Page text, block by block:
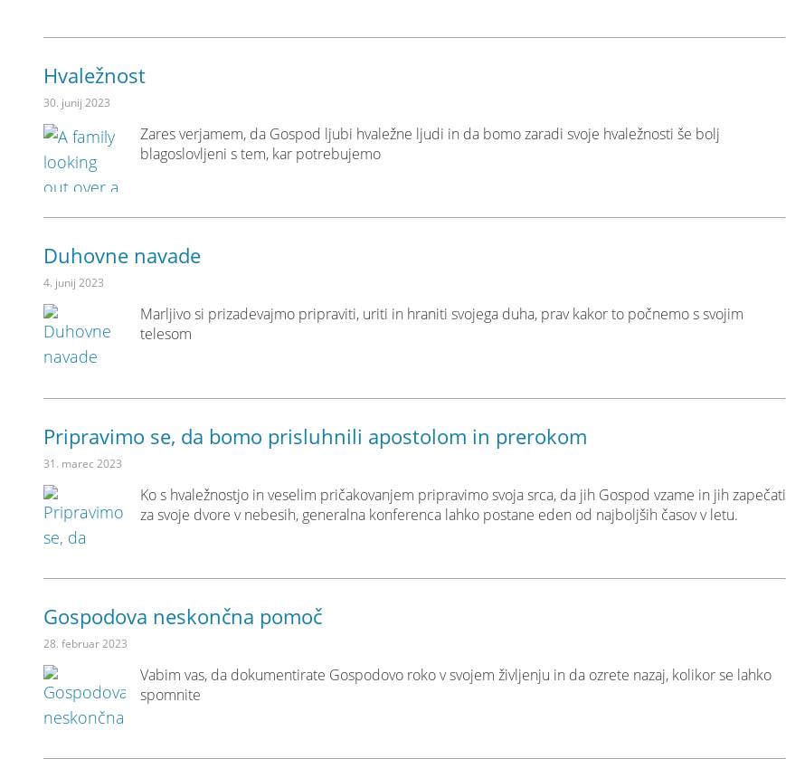
Hvaležnost
30. junij 2023
Zares verjamem, da Gospod ljubi hvaležne ljudi in da bomo zaradi svoje hvaležnosti še bolj
blagoslovljeni s tem, kar potrebujemo
Duhovne navade
4. junij 2023
Marljivo si prizadevajmo pripraviti, uriti in hraniti svojega duha, prav kakor to počnemo s svojim
telesom
Pripravimo se, da bomo prisluhnili apostolom in prerokom
31. marec 2023
Ko s hvaležnostjo in veselim pričakovanjem pripravimo svoja srca, da jih Gospod vzame in jih zapečati
za svoje dvore v nebesih, generalna konferenca lahko postane eden od najboljših časov v letu.
Gospodova neskončna pomoč
28. februar 2023
Vabim vas, da dokumentirate Gospodovo roko v svojem življenju in da ozrete nazaj, kolikor se lahko
spomnite